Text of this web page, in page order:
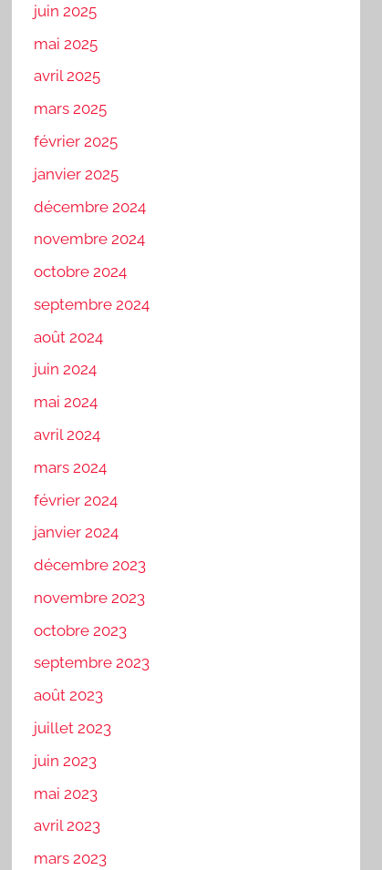
juin 2025
mai 2025
avril 2025
mars 2025
février 2025
janvier 2025
décembre 2024
novembre 2024
octobre 2024
septembre 2024
août 2024
juin 2024
mai 2024
avril 2024
mars 2024
février 2024
janvier 2024
décembre 2023
novembre 2023
octobre 2023
septembre 2023
août 2023
juillet 2023
juin 2023
mai 2023
avril 2023
mars 2023